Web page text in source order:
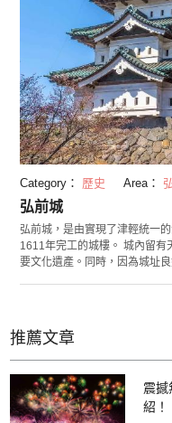
Category： 歷史 Area：
弘前城
弘前城，是由實現了津輕統一
1611年完工的城樓。 城內留
要文化遺產。同時，因為城址
等各種美麗櫻花。 弘前公園是
下旬到5月上旬舉辦“弘前櫻花節
推薦文章
震撼
紹！